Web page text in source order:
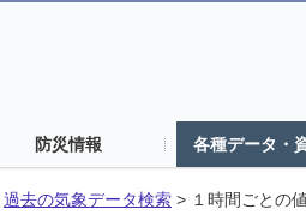
防災情報 各種データ・
過去の気象データ検索 > １時間ごとの